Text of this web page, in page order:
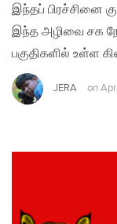
இந்தப் பிரச்சினை
இந்த அழிவை சக
பகுதிகளில் உள்ள
JERA on